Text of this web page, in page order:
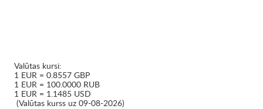
Valūtas kursi:
1 EUR = 0.8557 GBP
1 EUR = 100.0000 RUB
1 EUR = 1.1485 USD
(Valūtas kurss uz 09-08-2026)